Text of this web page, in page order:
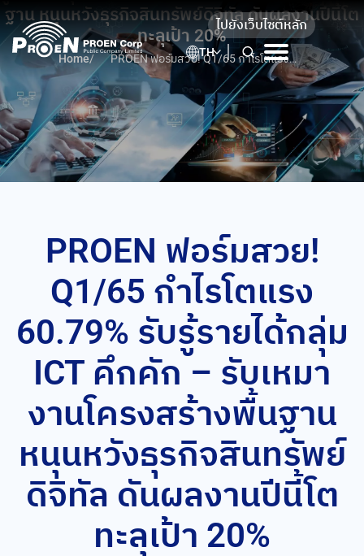
Skip
to
content
ไปยังเว็บไซต์หลัก
TH
ฐาน หนุนหวังธุรกิจสินทรัพย์ดิจิทัล ดันผลงานปีนี้โต
ทะลุเป้า 20%
Home/
PROEN ฟอร์มสวย! Q1/65 กำไรโตแรง
60.79% รับรู้รายได้กลุ่ม ICT คึกคัก – รับเหมา
งานโครงสร้างพื้นฐาน หนุนหวังธุรกิจสินทรัพย์
ดิจิทัล ดันผลงานปีนี้โตทะลุเป้า 20%
PROEN ฟอร์มสวย!
Q1/65 กำไรโตแรง
60.79% รับรู้รายได้กลุ่ม
ICT คึกคัก – รับเหมา
งานโครงสร้างพื้นฐาน
หนุนหวังธุรกิจสินทรัพย์
ดิจิทัล ดันผลงานปีนี้โต
ทะลุเป้า 20%